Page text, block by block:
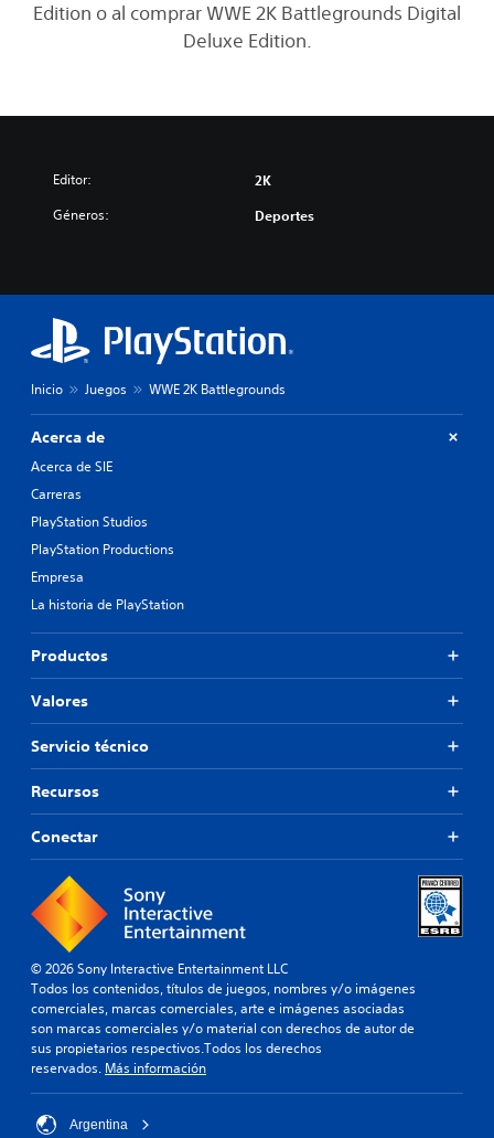
Edition o al comprar WWE 2K Battlegrounds Digital
Deluxe Edition.
Editor: 2K
Géneros: Deportes
Inicio Juegos WWE 2K Battlegrounds
Acerca de
Acerca de SIE
Carreras
PlayStation Studios
PlayStation Productions
Empresa
La historia de PlayStation
Productos
Valores
Servicio técnico
Recursos
Conectar
© 2026 Sony Interactive Entertainment LLC
Todos los contenidos, títulos de juegos, nombres y/o imágenes
comerciales, marcas comerciales, arte e imágenes asociadas
son marcas comerciales y/o material con derechos de autor de
sus propietarios respectivos.Todos los derechos
reservados. Más información
Argentina